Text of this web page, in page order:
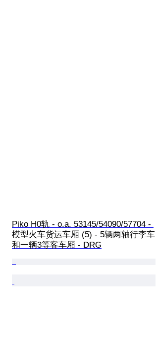
Piko H0轨 - o.a. 53145/54090/57704 -
模型火车货运车厢 (5) - 5辆两轴行李车
和一辆3等客车厢 - DRG